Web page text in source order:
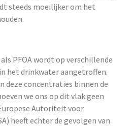
steeds moeilijker om het
PFOA wordt op verschillende
het drinkwater aangetroffen.
deze concentraties binnen de
we ons op dit vlak geen
Autoriteit voor
heeft echter de gevolgen van